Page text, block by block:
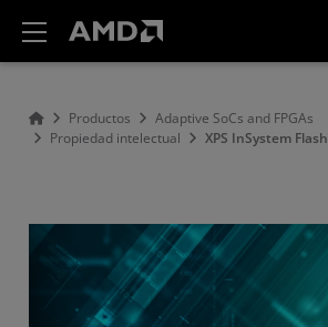
Productos
Adaptive SoCs and FPGAs
Propiedad intelectual
XPS InSystem Flash